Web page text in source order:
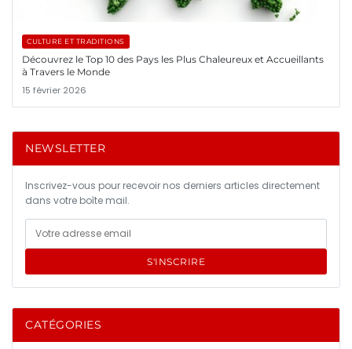
CULTURE ET TRADITIONS
Découvrez le Top 10 des Pays les Plus Chaleureux et Accueillants
à Travers le Monde
15 février 2026
NEWSLETTER
Inscrivez-vous pour recevoir nos derniers articles directement
dans votre boîte mail.
S'INSCRIRE
CATÉGORIES